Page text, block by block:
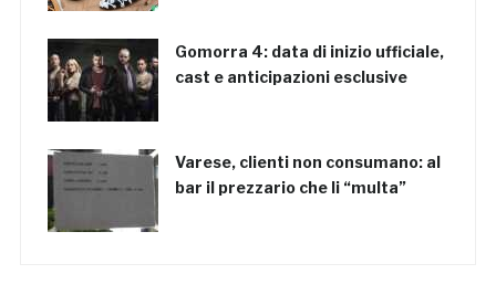
Gomorra 4: data di inizio ufficiale,
cast e anticipazioni esclusive
Varese, clienti non consumano: al
bar il prezzario che li “multa”